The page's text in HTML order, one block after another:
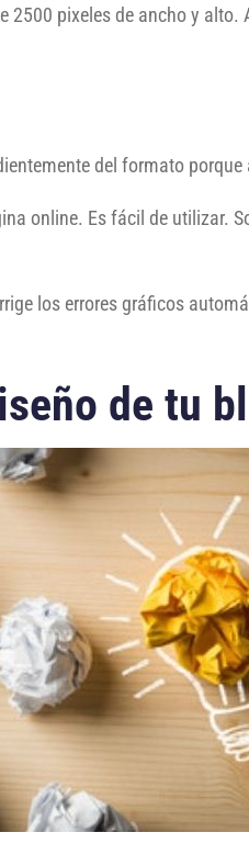
2500 pixeles de ancho y
del formato
online. Es fácil de utilizar.
los errores gráficos
de tu